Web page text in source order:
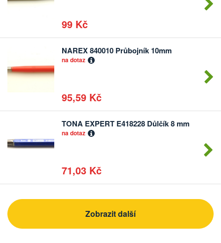
99 Kč
NAREX 840010 Průbojník 10mm
na dotaz
95,59 Kč
Počet
kusů
TONA EXPERT E418228 Důlčík 8 mm
na dotaz
71,03 Kč
Počet
kusů
Zobrazit další